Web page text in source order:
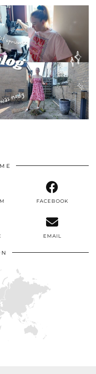
FACEBOOK
EMAIL